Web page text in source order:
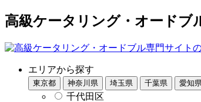
高級ケータリング・オードブ
エリアから探す
東京都 神奈川県 埼玉県 千葉県 愛知
千代田区